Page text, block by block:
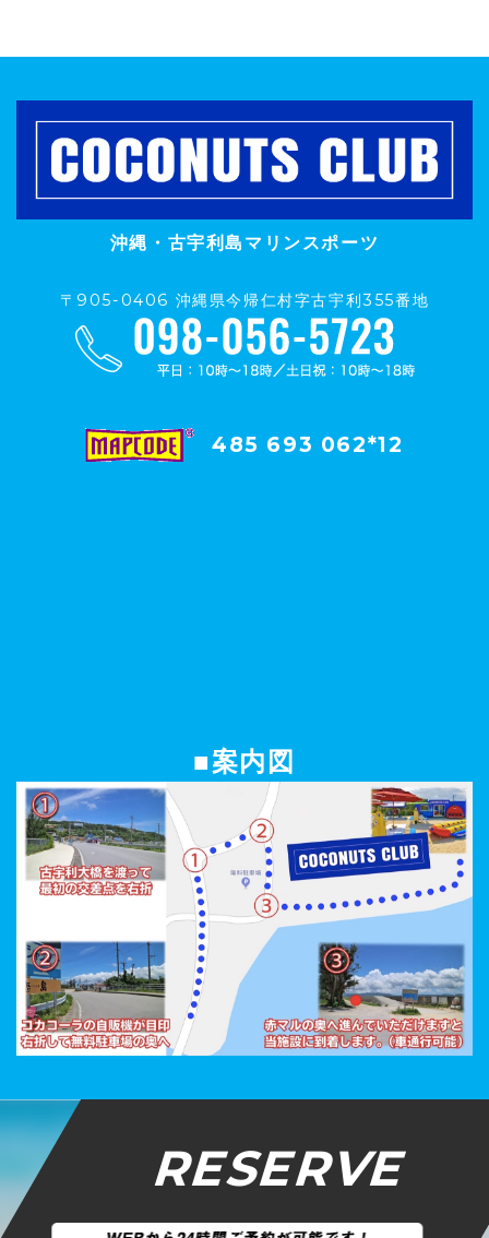
沖縄・古宇利島マリンスポーツ
〒905-0406 沖縄県今帰仁村字古宇利355番地
485 693 062*12
■案内図
RESERVE